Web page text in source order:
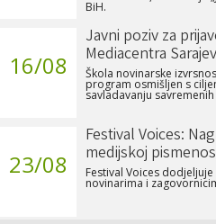
BiH.
16/08
Javni poziv za
Mediacentra
Škola novinarske
program osmišljen s
savladavanju
23/08
Festival Voices:
medijskoj
Festival Voices
novinarima i